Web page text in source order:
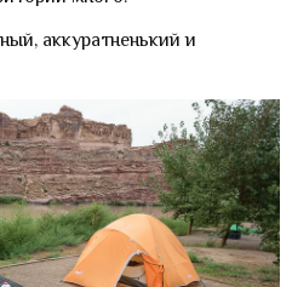
аккуратненький и